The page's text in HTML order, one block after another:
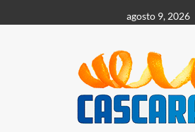
agosto 9, 2026